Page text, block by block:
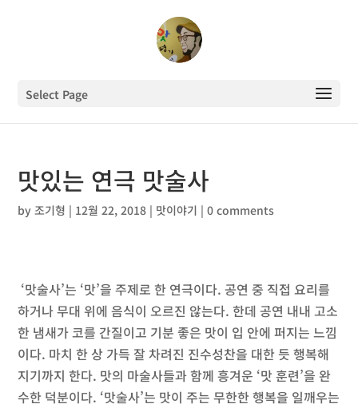
Select Page
맛있는 연극 맛술사
by조기형 | 12월 22, 2018 | 맛이야기 |0 comments
‘맛술사’는 ‘맛’을 주제로 한 연극이다. 공연 중 직접 요리를
하거나 무대 위에 음식이 오르진 않는다. 한데 공연 내내 고소
한 냄새가 코를 간질이고 기분 좋은 맛이 입 안에 퍼지는 느낌
이다. 마치 한 상 가득 잘 차려진 진수성찬을 대한 듯 행복해
지기까지 한다. 맛의 마술사들과 함께 흥겨운 ‘맛 훈련’을 완
수한 덕분이다. ‘맛술사’는 맛이 주는 무한한 행복을 일깨우는